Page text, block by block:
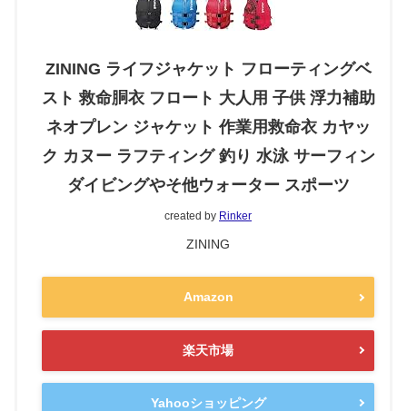
ZINING ライフジャケット フローティングベ
スト 救命胴衣 フロート 大人用 子供 浮力補助
ネオプレン ジャケット 作業用救命衣 カヤッ
ク カヌー ラフティング 釣り 水泳 サーフィン
ダイビングやそ他ウォーター スポーツ
created by Rinker
ZINING
Amazon
楽天市場
Yahooショッピング